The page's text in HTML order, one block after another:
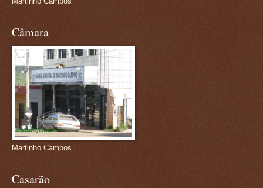
Câmara
Martinho Campos
Casarão